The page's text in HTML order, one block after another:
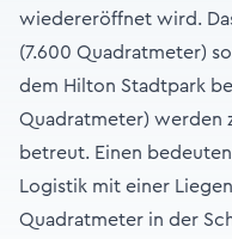
wiedereröffnet wird.
(7.600 Quadratmeter)
dem Hilton Stadtpark
Quadratmeter) werden
betreut. Einen
Logistik mit einer
Quadratmeter in der